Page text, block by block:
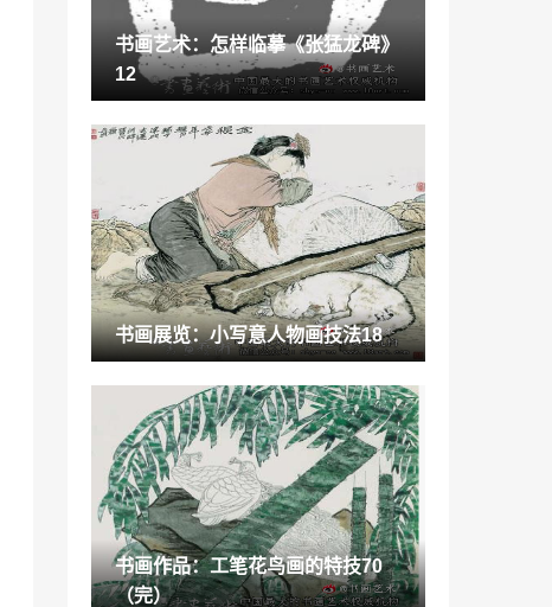
2021-06-23
宋元时期玉雕特点「辽金玉炉顶」
2023-01-16
体态律动是训练身体对音乐做出的「我的
身体会唱歌 音乐律动」
2023-02-08
人民艺术家秦怡的一生「艺术家秦怡是什
么病去世的」
2022-11-28
书画作品：工笔花鸟画的特技66
收藏百科：淘幅唐卡挂家中
2021-10-29
听力障碍适合做什么工作 「听力障碍工
作」
2022-12-12
魔法禁书目录白井黑子出场「魔法禁书目
录人气排行」
书画艺术：怎样临摹《张猛龙碑》
12
书画展览：小写意人物画技法18
书画作品：工笔花鸟画的特技70
（完）